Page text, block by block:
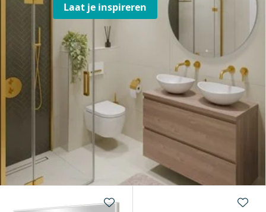
Laat je inspireren